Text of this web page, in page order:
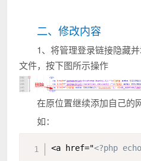
二、修改内容
1、将管理登录链接隐藏
文件，按下图所示操作
在原位置继续添加自己的
如：
<a href="<?php